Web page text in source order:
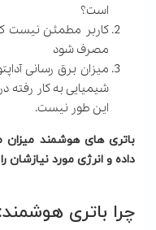
است؟
کاربر مطمئن نیست
مصرف شود
میزان برق رسانی
شیمیایی به کار رفته
این طور نیست.
باتری های هوشمند میزان
داده و انرژی مورد نیازشان
چرا باتری هوشمند: